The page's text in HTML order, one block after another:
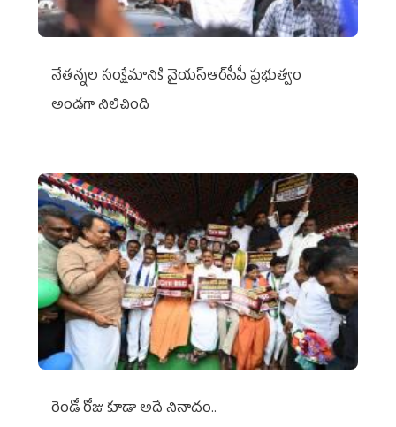
నేతన్నల సంక్షేమానికి వైయ‌స్ఆర్‌సీపీ ప్రభుత్వం
అండగా నిలిచింది
రెండో రోజు కూడా అదే నినాదం..